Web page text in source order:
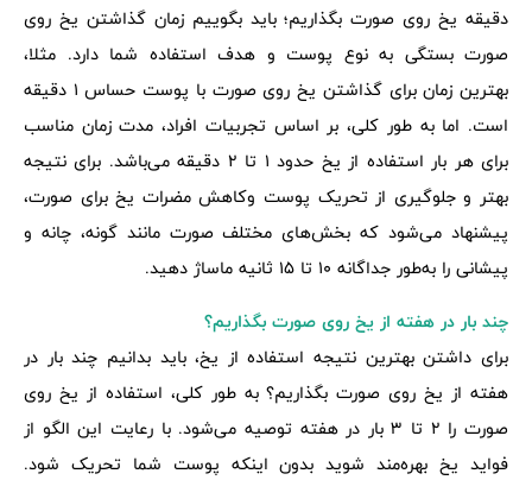
دقیقه یخ روی صورت بگذاریم؛ باید بگوییم زمان گذاشتن یخ روی
صورت بستگی به نوع پوست و هدف استفاده شما دارد. مثلا،
بهترین زمان برای گذاشتن یخ روی صورت با پوست حساس 1 دقیقه
است. اما به طور کلی، بر اساس تجربیات افراد، مدت زمان مناسب
برای هر بار استفاده از یخ حدود 1 تا 2 دقیقه می‌باشد. برای نتیجه
بهتر و جلوگیری از تحریک پوست وکاهش مضرات یخ برای صورت،
پیشنهاد می‌شود که بخش‌های مختلف صورت مانند گونه، چانه و
پیشانی را به‌طور جداگانه 10 تا 15 ثانیه ماساژ دهید.
چند بار در هفته از یخ روی صورت بگذاریم؟
برای داشتن بهترین نتیجه استفاده از یخ، باید بدانیم چند بار در
هفته از یخ روی صورت بگذاریم؟ به طور کلی، استفاده از یخ روی
صورت را 2 تا 3 بار در هفته توصیه می‌شود. با رعایت این الگو از
فواید یخ بهره‌مند شوید بدون اینکه پوست شما تحریک شود.